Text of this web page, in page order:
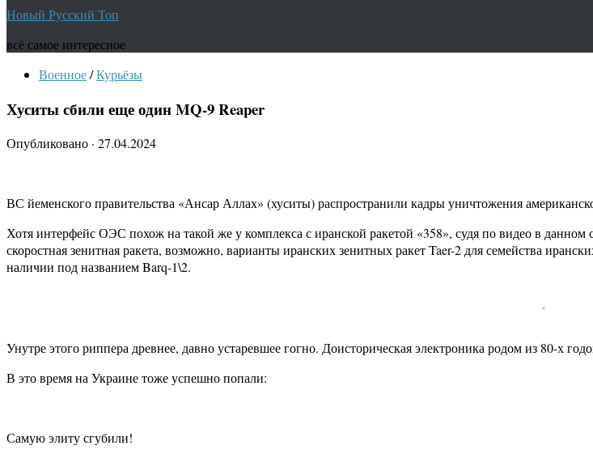
Новый Русский Топ
всё самое интересное
Военное/Курьёзы
Хуситы сбили еще один MQ-9 Reaper
Опубликовано · 27.04.2024
ВС йеменского правительства «Ансар Аллах» (хуситы) распространили кадры уничтожения
Хотя интерфейс ОЭС похож на такой же у комплекса с иранской ракетой «358», судя по видео в данном
скоростная зенитная ракета, возможно, варианты иранских зенитных ракет Taer-2 для семейства
наличии под названием Barq-1\2.
Унутре этого риппера древнее, давно устаревшее гогно. Доисторическая электроника родом из 80-х
В это время на Украине тоже успешно попали:
Самую элиту сгубили!